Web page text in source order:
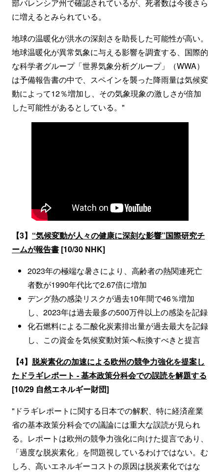
部バレンシア州で確認されているが、死者数は今後さら
に増えるとみられている。
地球の温暖化が洪水の深刻さを助長した可能性が高い。
地球温暖化が異常気象に与える影響を調査する、国際的
な科学者グループ「世界気象分析グループ」（WWA）
は予備報告書の中で、スペインを襲った降雨量は気候変
動によって12％増加し、その気象現象の激しさが倍加
した可能性があるとしている。"
【3】 “気候変動が人々の健康に深刻な影響”国際研究チ
ームが報告書 [10/30 NHK]
2023年の極端な暑さにより、高齢者の熱関連死亡
者数が1990年代比で2.67倍に増加
デング熱の感染リスクが過去10年間で46％増加
し、2023年は過去最多の500万件以上の感染を記録
化石燃料による二酸化炭素排出量が過去最大を記録
し、この資金を気候変動対策へ転換すべきと提言
【4】 脱炭素化の加速による欧州の競争力強化を提案し
たドラギレポート - 基本政策分科会での誤読を解題する
[10/29 自然エネルギー財団]
"ドラギレポートに関する日本での解釈、特に経済産業
省の基本政策分科会での議論には重大な誤読が見られ
る。レポートは欧州の競争力強化に向けた提言であり、
「過度な脱炭素化」を問題視しているわけではない。む
しろ、高いエネルギーコストの原因は脱炭素化ではな